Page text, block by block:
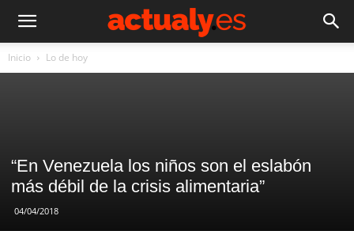
Inicio Lo de hoy
“En Venezuela los niños son el eslabón
más débil de la crisis alimentaria”
04/04/2018